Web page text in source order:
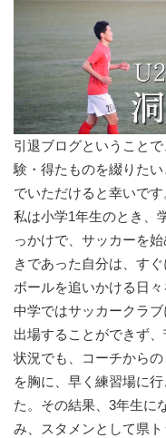
引退ブログということ
験・得たものを綴りた
でいただけると幸いです
私は小学1年生のとき、
っかけで、サッカーを
きであった自分は、す
ボールを追いかける日々
中学ではサッカークラ
出場することができず
状況でも、コーチから
を胸に、早く練習場に
た。その結果、3年生に
み、スタメンとして県ト